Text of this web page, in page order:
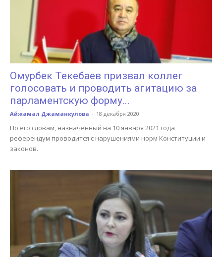
Омурбек Текебаев призвал коллег
голосовать и проводить агитацию за
парламентскую форму...
Айжамал Джаманкулова - 18 декабря 2020
По его словам, назначенный на 10 января 2021 года
референдум проводится с нарушениями норм Конституции и
законов.